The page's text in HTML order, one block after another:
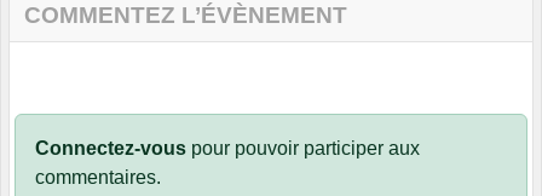
COMMENTEZ L’ÉVÈNEMENT
Connectez-vous pour pouvoir participer aux
commentaires.